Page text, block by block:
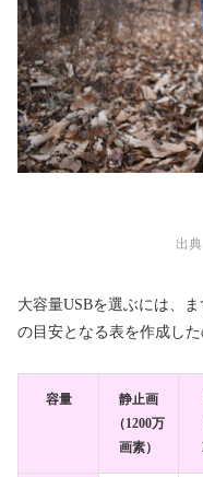
出典
大容量USBを選ぶには、ま
の目安となる表を作成し
容量
静止画
（1200万
画素）